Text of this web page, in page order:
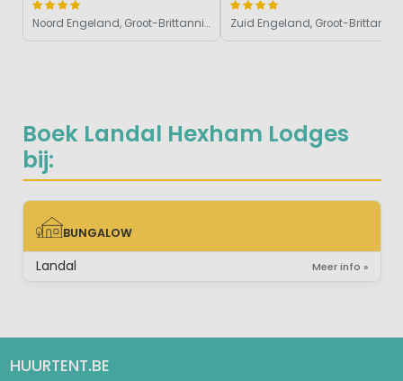
Boek Landal Hexham Lodges
bij:
BUNGALOW
BUNGALOW
Landal Meer info »
Noord Engeland, Groot-Brittannië Zuid Engeland, Groot-Brittannië
HUURTENT.BE